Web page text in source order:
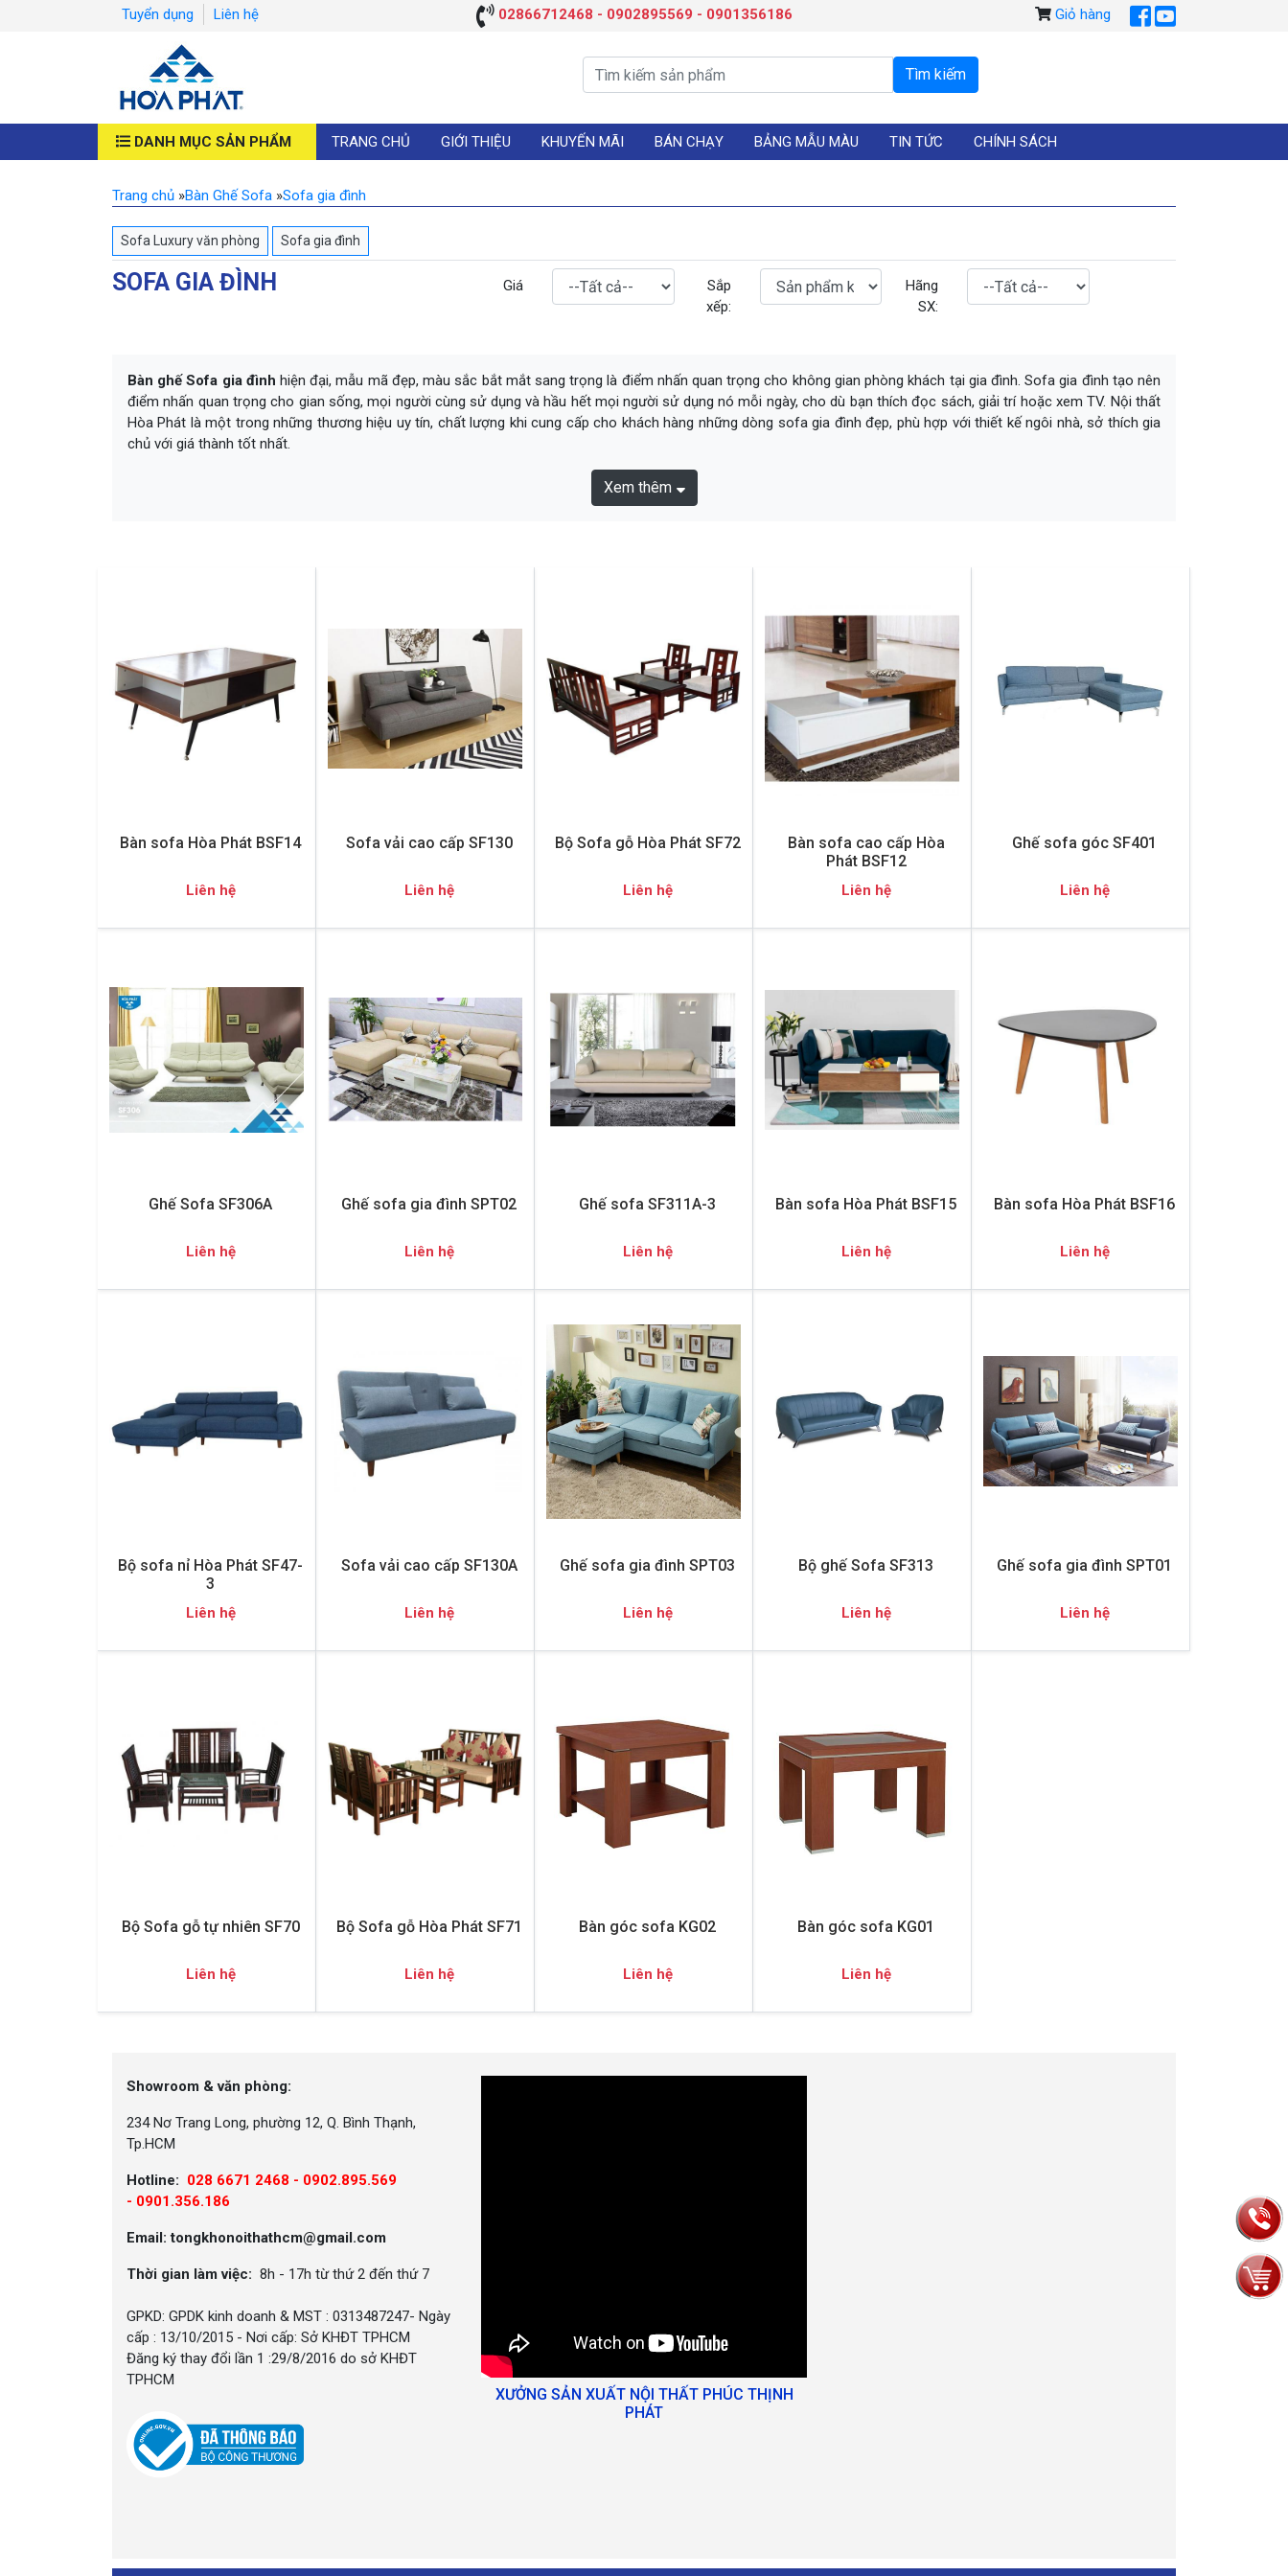
Tuyển dụng Liên hệ 02866712468 - 0902895569 - 0901356186 Giỏ hàng
DANH MỤC SẢN PHẨM TRANG CHỦ GIỚI THIỆU KHUYẾN MÃI BÁN CHẠY BẢNG MẪU MÀU TIN TỨC CHÍNH SÁCH
Trang chủ »Bàn Ghế Sofa »Sofa gia đình
Sofa Luxury văn phòng Sofa gia đình
SOFA GIA ĐÌNH Giá
Sắp
xếp:
Hãng
SX:
Bàn ghế Sofa gia đình hiện đại, mẫu mã đẹp, màu sắc bắt mắt sang trọng là điểm nhấn quan trọng cho không gian phòng khách tại gia đình. Sofa gia đình tạo nên
điểm nhấn quan trọng cho gian sống, mọi người cùng sử dụng và hầu hết mọi người sử dụng nó mỗi ngày, cho dù bạn thích đọc sách, giải trí hoặc xem TV. Nội thất
Hòa Phát là một trong những thương hiệu uy tín, chất lượng khi cung cấp cho khách hàng những dòng sofa gia đình đẹp, phù hợp với thiết kế ngôi nhà, sở thích gia
chủ với giá thành tốt nhất.
Xem thêm
Bàn sofa Hòa Phát BSF14
Liên hệ
Sofa vải cao cấp SF130
Liên hệ
Bộ Sofa gỗ Hòa Phát SF72
Liên hệ
Bàn sofa cao cấp Hòa
Phát BSF12
Liên hệ
Ghế sofa góc SF401
Liên hệ
Ghế Sofa SF306A
Liên hệ
Ghế sofa gia đình SPT02
Liên hệ
Ghế sofa SF311A-3
Liên hệ
Bàn sofa Hòa Phát BSF15
Liên hệ
Bàn sofa Hòa Phát BSF16
Liên hệ
Bộ sofa nỉ Hòa Phát SF47-
3
Liên hệ
Sofa vải cao cấp SF130A
Liên hệ
Ghế sofa gia đình SPT03
Liên hệ
Bộ ghế Sofa SF313
Liên hệ
Ghế sofa gia đình SPT01
Liên hệ
Bộ Sofa gỗ tự nhiên SF70
Liên hệ
Bộ Sofa gỗ Hòa Phát SF71
Liên hệ
Bàn góc sofa KG02
Liên hệ
Bàn góc sofa KG01
Liên hệ
Showroom & văn phòng:
234 Nơ Trang Long, phường 12, Q. Bình Thạnh,
Tp.HCM
Hotline: 028 6671 2468 - 0902.895.569
- 0901.356.186
Email: tongkhonoithathcm@gmail.com
Thời gian làm việc: 8h - 17h từ thứ 2 đến thứ 7
GPKD: GPDK kinh doanh & MST : 0313487247- Ngày
cấp : 13/10/2015 - Nơi cấp: Sở KHĐT TPHCM
Đăng ký thay đổi lần 1 :29/8/2016 do sở KHĐT
TPHCM
XƯỞNG SẢN XUẤT NỘI THẤT PHÚC THỊNH
PHÁT